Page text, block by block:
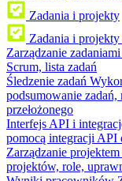
Zadania i projekty
Zadania i projekty
Zarządzanie zadaniami
Scrum, lista zadań
Śledzenie zadań
podsumowanie
przełożonego
Interfejs API i
pomocą integracji API
Zarządzanie projektem
projektów, role,